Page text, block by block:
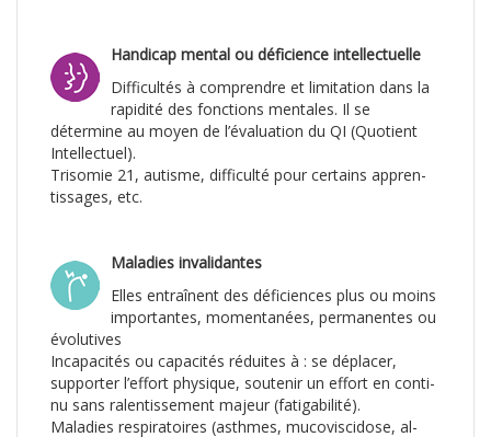
Handicap mental ou déficience intellectuelle
Difficultés à comprendre et limitation dans la
rapidité des fonctions mentales. Il se
détermine au moyen de l’évaluation du QI (Quo­tient
Intellectuel).
Trisomie 21, autisme, diffi­culté pour certains appren­
tissages, etc.
Maladies invalidantes
Elles entraînent des déficiences plus ou moins
importantes, momentanées, perma­nentes ou
évolutives
Incapacités ou capacités réduites à : se déplacer,
supporter l’effort physique, soutenir un effort en conti­
nu sans ralentissement ma­jeur (fatigabilité).
Maladies respiratoires (asthmes, mucoviscidose, al­